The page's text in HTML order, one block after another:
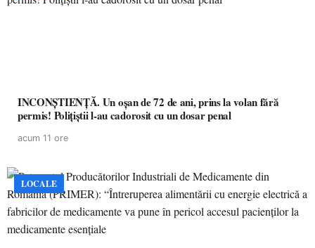
INCONȘTIENȚĂ. Un oșan de 72 de ani, prins la volan fără
permis! Polițiștii l-au cadorosit cu un dosar penal
acum 11 ore
LOCALE